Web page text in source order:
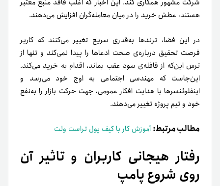
شرکت مشهور همکاری کند. این اخبار که اغلب فاقد منبع معتبر
هستند، عطش خرید را در میان معامله‌گران افزایش می‌دهند.
در این فضا، ترندها به‌قدری سریع تغییر می‌کنند که کاربر
فرصت تحقیق درباره‌ی صحت ادعاها را پیدا نمی‌کند و تنها از
ترس این‌که از قافله‌ی سود عقب بماند، اقدام به خرید می‌کند.
این‌جاست که مهندسی اجتماعی به اوج خود می‌رسد و
اینفلوئنسرها با هدایت افکار عمومی، جهت حرکت بازار را به‌نفع
خود و تیم پروژه تغییر می‌دهند.
مطالب مرتبط: آموزش کار با کیف پول تراست ولت
رفتار هیجانی کاربران و تاثیر آن
روی شروع پامپ